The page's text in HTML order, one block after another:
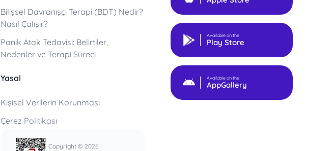
Bilişsel Davranışçı Terapi (BDT) Nedir?
Nasıl Çalışır?
Panik Atak Tedavisi: Belirtiler,
Nedenler ve Terapi Süreci
Yasal
Kişisel Verilerin Korunması
Çerez Politikası
Copyright © 2026
Available on the
Play Store
Available on the
AppGallery